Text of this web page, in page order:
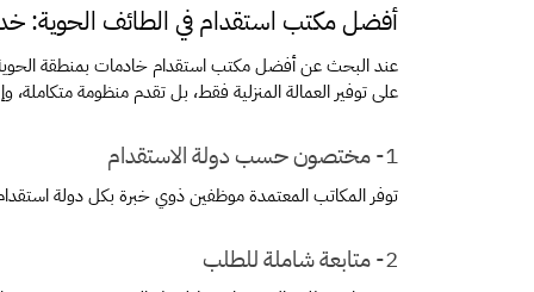
أفضل مكتب استقدام في الطائف الحوية:
على توفير العمالة المنزلية فقط، بل تقدم منظومة متكاملة،
1- مختصون حسب دولة الاستقدام
توفر المكاتب المعتمدة موظفين ذوي خبرة بكل دولة
2- متابعة شاملة للطلب